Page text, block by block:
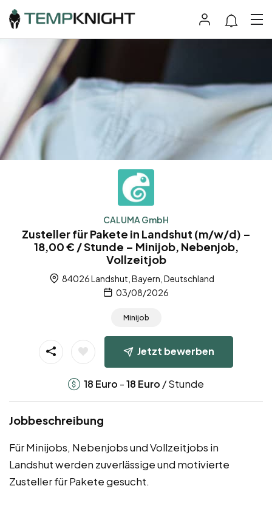
CALUMA GmbH
Zusteller für Pakete in Landshut (m/w/d) –
18,00 € / Stunde – Minijob, Nebenjob,
Vollzeitjob
84026 Landshut, Bayern, Deutschland
03/08/2026
Minijob
Jetzt bewerben
18 Euro -18 Euro / Stunde
Jobbeschreibung
Für Minijobs, Nebenjobs und Vollzeitjobs in
Landshut werden zuverlässige und motivierte
Zusteller für Pakete gesucht.